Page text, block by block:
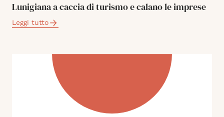
Lunigiana a caccia di turismo e calano le imprese
Leggi tutto